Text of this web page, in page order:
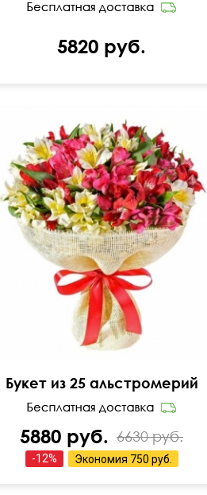
5820 руб.
Упаковка джут, лента атласная
Букет из 25 альстромерий
5880 руб. 6630 руб.
-12% Экономия 750 руб.